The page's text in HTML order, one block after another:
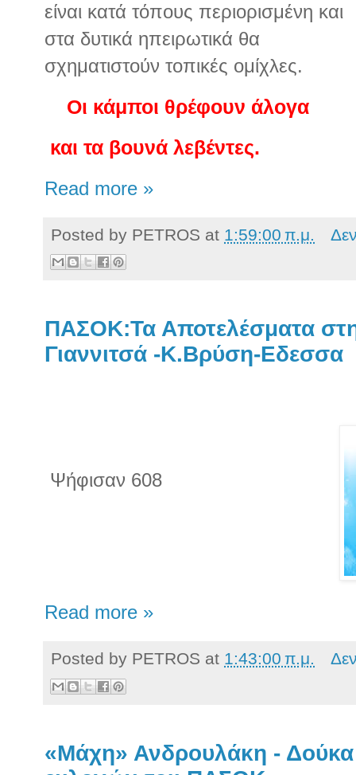
είναι κατά τόπους περιορισμένη και
στα δυτικά ηπειρωτικά θα
σχηματιστούν τοπικές ομίχλες.
Οι κάμποι θρέφουν άλογα
και τα βουνά λεβέντες.
Read more »
Posted by PETROS at 1:59:00 π.μ.
ΠΑΣΟΚ:Τα Αποτελέσματα
Γιαννιτσά -Κ.Βρύση-Εδεσσα
Ψήφισαν 608
Read more »
Posted by PETROS at 1:43:00 π.μ.
«Μάχη» Ανδρουλάκη -